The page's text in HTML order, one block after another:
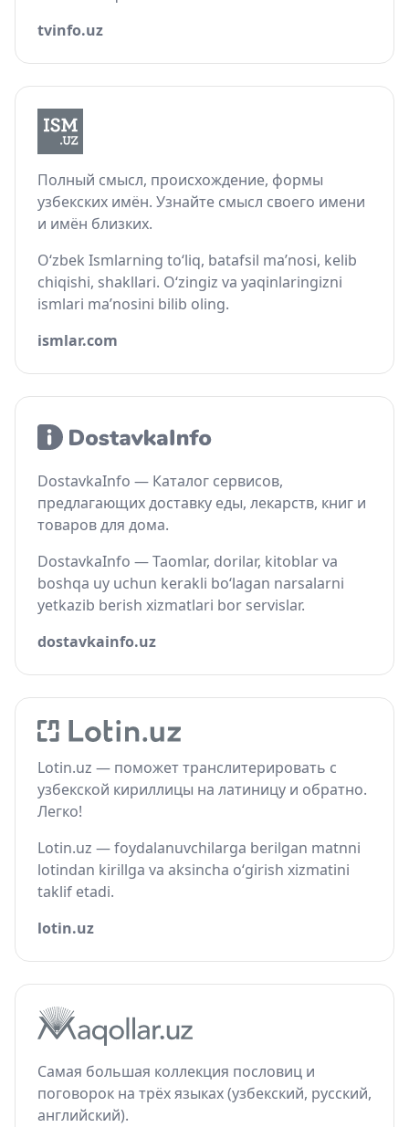
tvinfo.uz
Полный смысл, происхождение, формы
узбекских имён. Узнайте смысл своего имени
и имён близких.
O‘zbek Ismlarning to‘liq, batafsil ma’nosi, kelib
chiqishi, shakllari. O‘zingiz va yaqinlaringizni
ismlari ma’nosini bilib oling.
ismlar.com
DostavkaInfo — Каталог сервисов,
предлагающих доставку еды, лекарств, книг и
товаров для дома.
DostavkaInfo — Taomlar, dorilar, kitoblar va
boshqa uy uchun kerakli bo‘lagan narsalarni
yetkazib berish xizmatlari bor servislar.
dostavkainfo.uz
Lotin.uz — поможет транслитерировать с
узбекской кириллицы на латиницу и обратно.
Легко!
Lotin.uz — foydalanuvchilarga berilgan matnni
lotindan kirillga va aksincha o‘girish xizmatini
taklif etadi.
lotin.uz
Самая большая коллекция пословиц и
поговорок на трёх языках (узбекский, русский,
английский).